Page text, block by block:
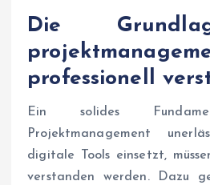
Die
professionell
Ein solides
Projektmanagement
digitale Tools einsetzt,
verstanden werden. Dazu